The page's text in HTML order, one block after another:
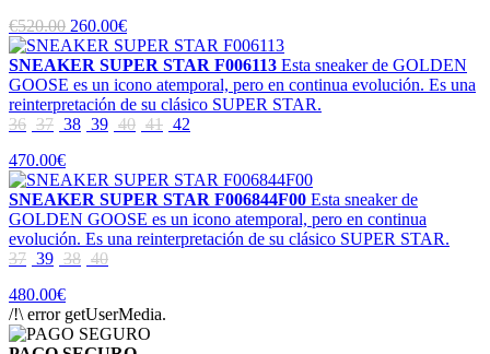
€520.00 260.00€
SNEAKER SUPER STAR F006113 Esta sneaker de GOLDEN
GOOSE es un icono atemporal, pero en continua evolución. Es una
reinterpretación de su clásico SUPER STAR.
36 37 38 39 40 41 42
470.00€
SNEAKER SUPER STAR F006844F00 Esta sneaker de
GOLDEN GOOSE es un icono atemporal, pero en continua
evolución. Es una reinterpretación de su clásico SUPER STAR.
37 39 38 40
480.00€
/!\ error getUserMedia.